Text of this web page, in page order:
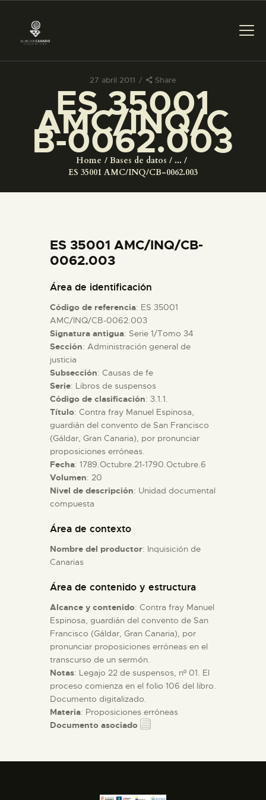
27 abril 2011 Share
ES 35001
AMC/INQ/C
B-0062.003
Home Bases de datos
...
ES 35001 AMC/INQ/CB-0062.003
PREPARAR LA VISITA
ACTIVIDADES
COLECCIONES
ESPAÑOL
PREPARAR LA VISITA
ACTIVIDADES
█
EL MUSEO
COLECCIONES
DIDÁCTICA
ESPAÑOL
ES 35001 AMC/INQ/CB-
0062.003
Área de identificación
Código de referencia: ES 35001
AMC/INQ/CB-0062.003
Signatura antigua: Serie 1/Tomo 34
Sección: Administración general de
justicia
Subsección: Causas de fe
Serie: Libros de suspensos
Código de clasificación: 3.1.1.
Título: Contra fray Manuel Espinosa,
guardián del convento de San Francisco
(Gáldar, Gran Canaria), por pronunciar
proposiciones erróneas.
Fecha: 1789.Octubre.21-1790.Octubre.6
Volumen: 20
Nivel de descripción: Unidad documental
compuesta
Área de contexto
Nombre del productor: Inquisición de
Canarias
Área de contenido y estructura
Alcance y contenido: Contra fray Manuel
Espinosa, guardián del convento de San
Francisco (Gáldar, Gran Canaria), por
pronunciar proposiciones erróneas en el
transcurso de un sermón.
Notas: Legajo 22 de suspensos, nº 01. El
proceso comienza en el folio 106 del libro.
Documento digitalizado.
Materia: Proposiciones erróneas
Documento asociado